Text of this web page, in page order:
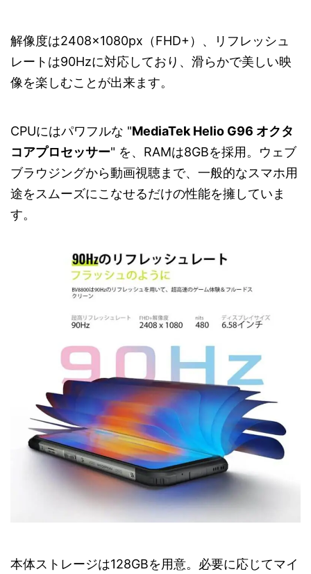
解像度は2408×1080px（FHD+）、リフレッシュ
レートは90Hzに対応しており、滑らかで美しい映
像を楽しむことが出来ます。
CPUにはパワフルな "MediaTek Helio G96 オクタ
コアプロセッサー" を、RAMは8GBを採用。ウェブ
ブラウジングから動画視聴まで、一般的なスマホ用
途をスムーズにこなせるだけの性能を擁していま
す。
本体ストレージは128GBを用意。必要に応じてマイ